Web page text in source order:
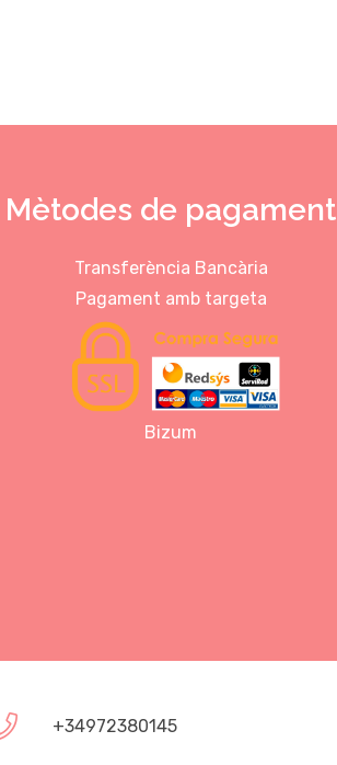
Mètodes de pagament
Transferència Bancària
Pagament amb targeta
Bizum
+34972380145